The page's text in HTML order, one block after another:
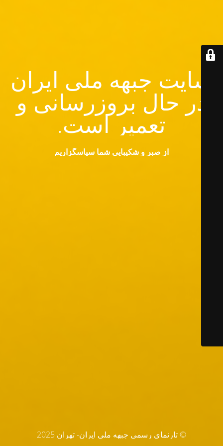
سایت جبهه ملی ایران
در حال بروزرسانی و
تعمیر است.
از صبر و شکیبایی شما سپاسگزاریم
© تارنماي رسمي جبهه ملي ايران- تهران 2025